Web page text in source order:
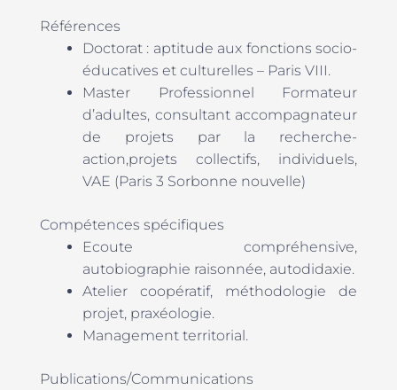
Références
Doctorat : aptitude aux fonctions socio-
éducatives et culturelles – Paris VIII.
Master Professionnel Formateur
d’adultes, consultant accompagnateur
de projets par la recherche-
action,projets collectifs, individuels,
VAE (Paris 3 Sorbonne nouvelle)
Compétences spécifiques
Ecoute compréhensive,
autobiographie raisonnée, autodidaxie.
Atelier coopératif, méthodologie de
projet, praxéologie.
Management territorial.
Publications/Communications